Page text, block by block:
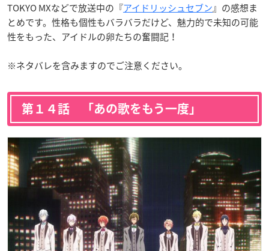
TOKYO MXなどで放送中の『アイドリッシュセブン』の感想ま
とめです。性格も個性もバラバラだけど、魅力的で未知の可能
性をもった、アイドルの卵たちの奮闘記！
※ネタバレを含みますのでご注意ください。
第１４話 「あの歌をもう一度」